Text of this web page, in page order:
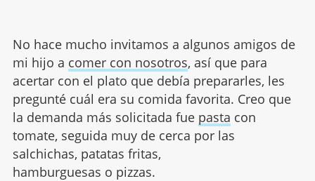
No hace mucho invitamos a algunos amigos de
mi hijo a comer con nosotros, así que para
acertar con el plato que debía prepararles, les
pregunté cuál era su comida favorita. Creo que
la demanda más solicitada fue pasta con
tomate, seguida muy de cerca por las
salchichas, patatas fritas,
hamburguesas o pizzas.